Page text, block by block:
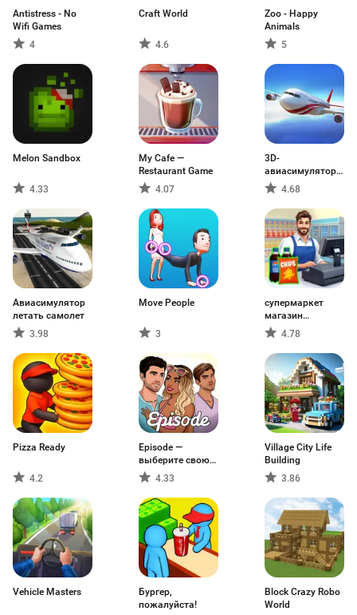
Antistress - No
Wifi Games
4
Craft World
4.6
Zoo - Happy
Animals
5
Melon Sandbox
4.33
My Cafe —
Restaurant Game
4.07
3D-
авиасимулятор:
самолет
4.68
Авиасимулятор
летать самолет
3.98
Move People
3
супермаркет
магазин
симулятор
4.78
Pizza Ready
4.2
Episode —
выберите cвою
историю
4.33
Village City Life
Building
3.86
Vehicle Masters
Бургер,
пожалуйста!
Block Crazy Robo
World